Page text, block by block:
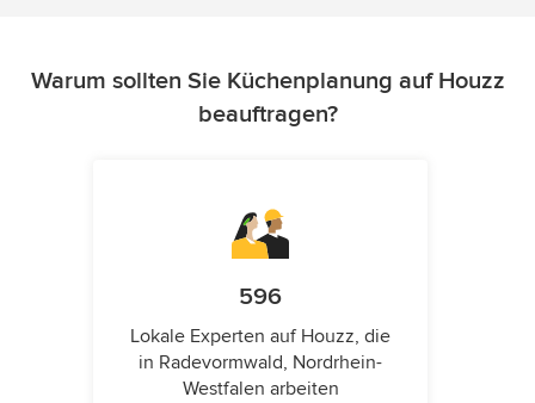
Warum sollten Sie Küchenplanung auf Houzz
beauftragen?
596
Lokale Experten auf Houzz, die
in Radevormwald, Nordrhein-
Westfalen arbeiten